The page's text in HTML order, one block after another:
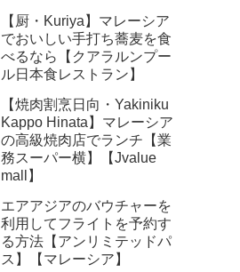
【厨・Kuriya】マレーシア
でおいしい手打ち蕎麦を食
べるなら【クアラルンプー
ル日本食レストラン】
【焼肉割烹日向・Yakiniku
Kappo Hinata】マレーシア
の高級焼肉店でランチ【業
務スーパー横】【Jvalue
mall】
エアアジアのバウチャーを
利用してフライトを予約す
る方法【アンリミテッドパ
ス】【マレーシア】